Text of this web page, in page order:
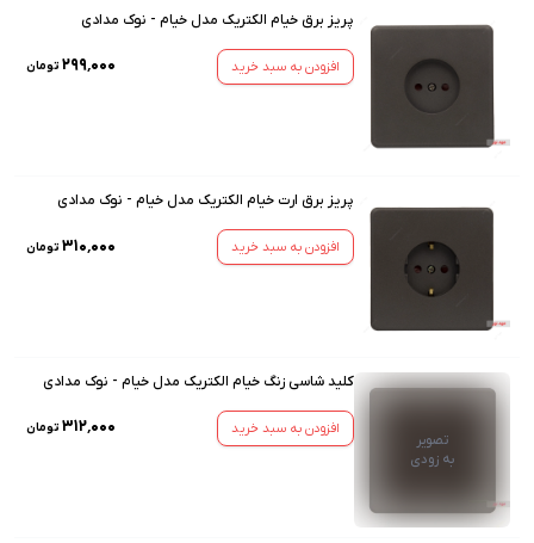
پریز برق خیام الکتریک مدل خیام - نوک مدادی
افزودن به سبد خرید ۲۹۹٬۰۰۰ تومان
پریز برق ارت خیام الکتریک مدل خیام - نوک مدادی
افزودن به سبد خرید ۳۱۰٬۰۰۰ تومان
تصویر
به زودی
کلید شاسی زنگ خیام الکتریک مدل خیام - نوک مدادی
افزودن به سبد خرید ۳۱۲٬۰۰۰ تومان